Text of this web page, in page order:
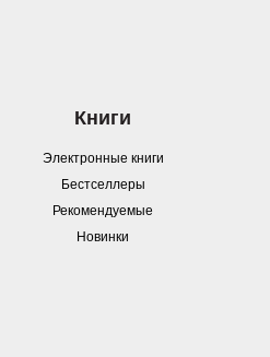
Книги
Электронные книги
Бестселлеры
Рекомендуемые
Новинки